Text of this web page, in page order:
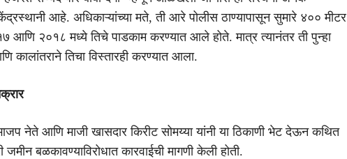
केंद्रस्थानी आहे. अधिकाऱ्यांच्या मते, ती आरे पोलीस ठाण्यापासून सुमारे ४०० मीटर
आणि २०१८ मध्ये तिचे पाडकाम करण्यात आले होते. मात्र त्यानंतर ती पुन्हा
कालांतराने तिचा विस्तारही करण्यात आला.
भाजप नेते आणि माजी खासदार किरीट सोमय्या यांनी या ठिकाणी भेट देऊन कथित
बळकावण्याविरोधात कारवाईची मागणी केली होती.